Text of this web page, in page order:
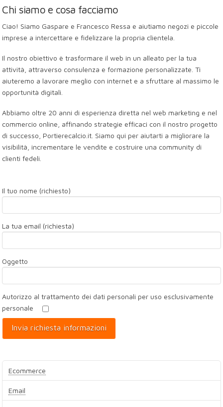
Chi siamo e cosa facciamo
Ciao! Siamo Gaspare e Francesco Ressa e aiutiamo negozi e piccole
imprese a intercettare e fidelizzare la propria clientela.
Il nostro obiettivo è trasformare il web in un alleato per la tua
attività, attraverso consulenza e formazione personalizzate. Ti
aiuteremo a lavorare meglio con internet e a sfruttare al massimo le
opportunità digitali.
Abbiamo oltre 20 anni di esperienza diretta nel web marketing e nel
commercio online, affinando strategie efficaci con il nostro progetto
di successo, Portierecalcio.it. Siamo qui per aiutarti a migliorare la
visibilità, incrementare le vendite e costruire una community di
clienti fedeli.
Il tuo nome (richiesto)
La tua email (richiesta)
Oggetto
Autorizzo al trattamento dei dati personali per uso esclusivamente
personale
Ecommerce
Email